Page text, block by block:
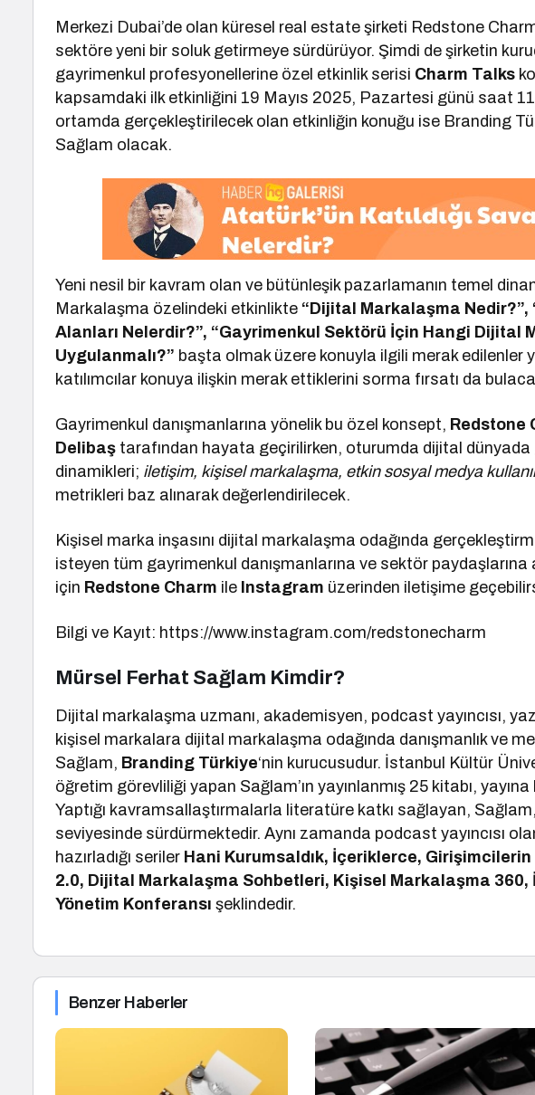
Merkezi Dubai’de olan küresel real estate şirketi Redstone
sektöre yeni bir soluk getirmeye sürdürüyor. Şimdi de şirketin
gayrimenkul profesyonellerine özel etkinlik serisi Charm Talks
kapsamdaki ilk etkinliğini 19 Mayıs 2025, Pazartesi günü saat
ortamda gerçekleştirilecek olan etkinliğin konuğu ise Branding
Sağlam olacak.
Yeni nesil bir kavram olan ve bütünleşik pazarlamanın temel
Markalaşma özelindeki etkinlikte “Dijital Markalaşma
Alanları Nelerdir?”, “Gayrimenkul Sektörü İçin Hangi Dijital
Uygulanmalı?” başta olmak üzere konuyla ilgili merak edilenler
katılımcılar konuya ilişkin merak ettiklerini sorma fırsatı da
Gayrimenkul danışmanlarına yönelik bu özel konsept, Redstone
Delibaş tarafından hayata geçirilirken, oturumda dijital
dinamikleri; iletişim, kişisel markalaşma, etkin sosyal medya
metrikleri baz alınarak değerlendirilecek.
Kişisel marka inşasını dijital markalaşma odağında
isteyen tüm gayrimenkul danışmanlarına ve sektör paydaşlarına
için Redstone Charm ile Instagram üzerinden iletişime
Bilgi ve Kayıt: https://www.instagram.com/redstonecharm
Mürsel Ferhat Sağlam Kimdir?
Dijital markalaşma uzmanı, akademisyen, podcast yayıncısı,
kişisel markalara dijital markalaşma odağında danışmanlık ve
Sağlam, Branding Türkiye‘nin kurucusudur. İstanbul Kültür
öğretim görevliliği yapan Sağlam’ın yayınlanmış 25 kitabı,
Yaptığı kavramsallaştırmalarla literatüre katkı sağlayan,
seviyesinde sürdürmektedir. Aynı zamanda podcast yayıncısı
hazırladığı seriler Hani Kurumsaldık, İçeriklerce,
2.0, Dijital Markalaşma Sohbetleri, Kişisel Markalaşma 360,
Yönetim Konferansı şeklindedir.
Benzer Haberler